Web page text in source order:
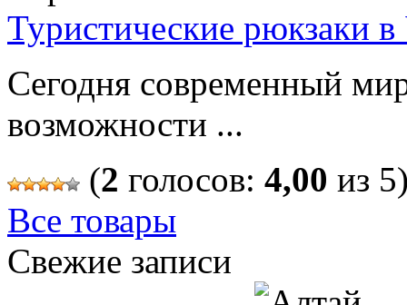
Туристические рюкзаки
Сегодня современный
возможности ...
(2 голосов: 4,00 из
Все товары
Свежие записи